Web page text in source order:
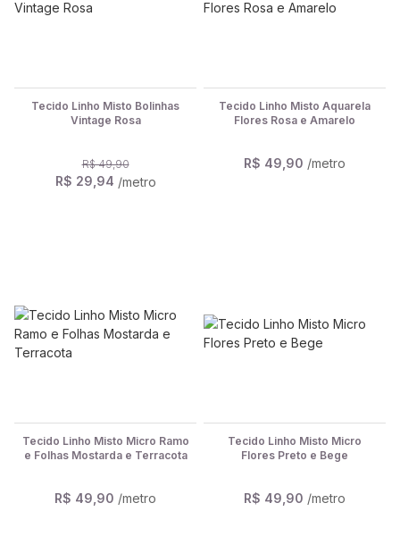
Tecido Linho Misto Bolinhas
Vintage Rosa
R$ 49,90
R$ 29,94 /metro
Tecido Linho Misto Aquarela
Flores Rosa e Amarelo
R$ 49,90 /metro
Tecido Linho Misto Micro Ramo
e Folhas Mostarda e Terracota
R$ 49,90 /metro
Tecido Linho Misto Micro
Flores Preto e Bege
R$ 49,90 /metro